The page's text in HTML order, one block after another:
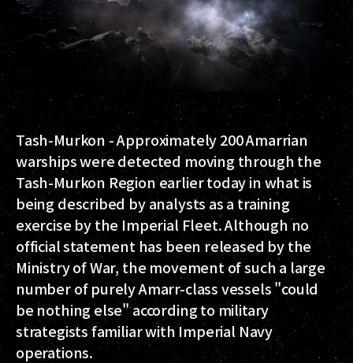
Tash-Murkon - Approximately 200 Amarrian
warships were detected moving through the
Tash-Murkon Region earlier today in what is
being described by analysts as a training
exercise by the Imperial Fleet. Although no
official statement has been released by the
Ministry of War, the movement of such a large
number of purely Amarr-class vessels "could
be nothing else" according to military
strategists familiar with Imperial Navy
operations.